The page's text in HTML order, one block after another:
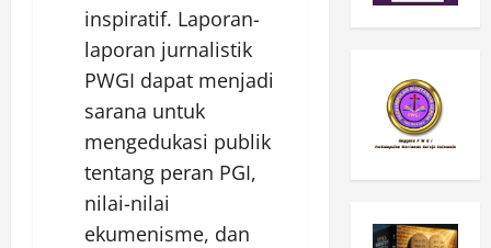
inspiratif. Laporan-
laporan jurnalistik
PWGI dapat menjadi
sarana untuk
mengedukasi publik
tentang peran PGI,
nilai-nilai
ekumenisme, dan